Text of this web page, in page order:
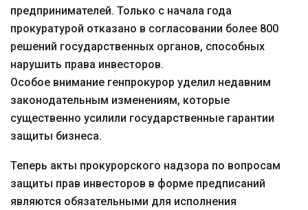
предпринимателей. Только с начала года
прокуратурой отказано в согласовании более 800
решений государственных органов, способных
нарушить права инвесторов.
Особое внимание генпрокурор уделил недавним
законодательным изменениям, которые
существенно усилили государственные гарантии
защиты бизнеса.
Теперь акты прокурорского надзора по вопросам
защиты прав инвесторов в форме предписаний
являются обязательными для исполнения